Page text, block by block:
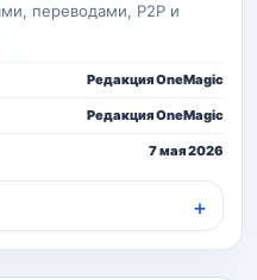
переводами, P2P и
Редакция OneMagic
Редакция OneMagic
7 мая 2026